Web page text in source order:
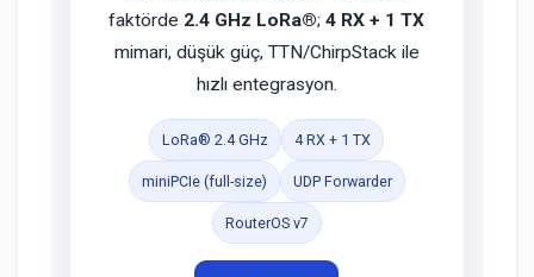
faktörde 2.4 GHz LoRa®;4 RX + 1 TX
mimari, düşük güç, TTN/ChirpStack ile
hızlı entegrasyon.
LoRa® 2.4 GHz 4 RX + 1 TX
miniPCIe (full-size) UDP Forwarder
RouterOS v7